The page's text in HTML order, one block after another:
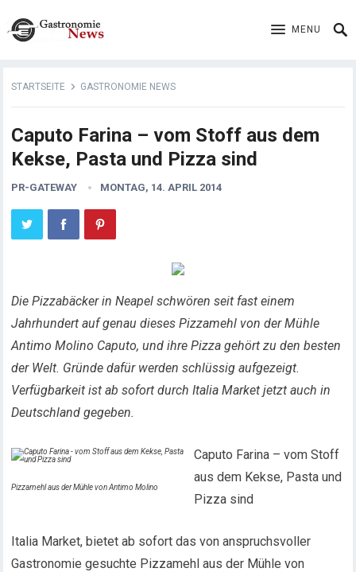
MENU
STARTSEITE GASTRONOMIE NEWS
Caputo Farina – vom Stoff aus dem
Kekse, Pasta und Pizza sind
PR-GATEWAY MONTAG, 14. APRIL 2014
Die Pizzabäcker in Neapel schwören seit fast einem
Jahrhundert auf genau dieses Pizzamehl von der Mühle
Antimo Molino Caputo, und ihre Pizza gehört zu den besten
der Welt. Gründe dafür werden schlüssig aufgezeigt.
Verfügbarkeit ist ab sofort durch Italia Market jetzt auch in
Deutschland gegeben.
Pizzamehl aus der Mühle von Antimo Molino
Caputo Farina – vom Stoff
aus dem Kekse, Pasta und
Pizza sind
Italia Market, bietet ab sofort das von anspruchsvoller
Gastronomie gesuchte Pizzamehl aus der Mühle von